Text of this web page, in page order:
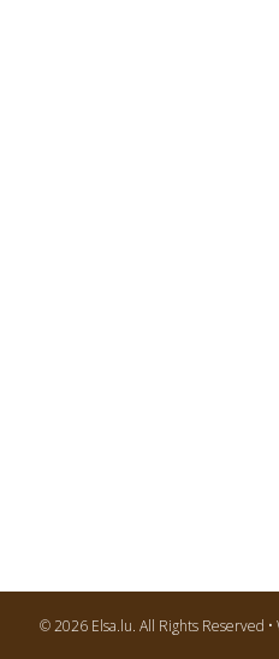
© 2026 Elsa.lu. All Rights Reserved